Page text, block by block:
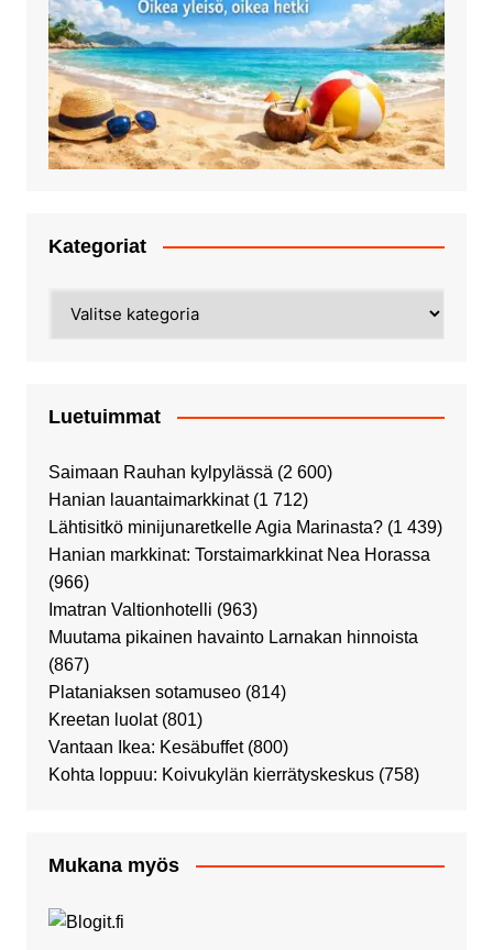
Kategoriat
Luetuimmat
Saimaan Rauhan kylpylässä (2 600)
Hanian lauantaimarkkinat (1 712)
Lähtisitkö minijunaretkelle Agia Marinasta? (1 439)
Hanian markkinat: Torstaimarkkinat Nea Horassa
(966)
Imatran Valtionhotelli (963)
Muutama pikainen havainto Larnakan hinnoista
(867)
Plataniaksen sotamuseo (814)
Kreetan luolat (801)
Vantaan Ikea: Kesäbuffet (800)
Kohta loppuu: Koivukylän kierrätyskeskus (758)
Mukana myös